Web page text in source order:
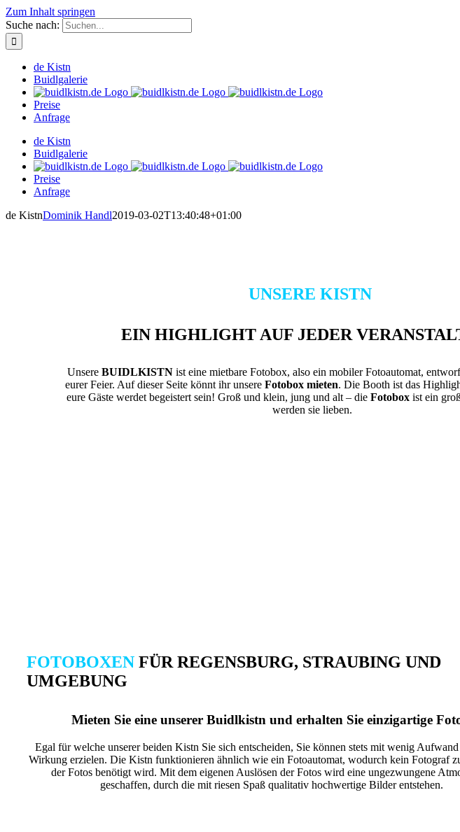
Zum Inhalt springen
Suche nach:
de Kistn
Buidlgalerie
Preise
Anfrage
de Kistn
Buidlgalerie
Preise
Anfrage
de KistnDominik Handl2019-03-02T13:40:48+01:00
UNSERE KISTN
EIN HIGHLIGHT AUF JEDER
UnsereBUIDLKISTNist eine mietbare Fotobox, also ein mobiler Fotoautomat,
eurer Feier. Auf dieser Seite könnt ihr unsere Fotobox mieten. Die Booth ist das
eure Gäste werdet begeistert sein! Groß und klein, jung und alt – dieFotobox ist ein
werden sie lieben.
FOTOBOXEN FÜR REGENSBURG, STRAUBING UND
UMGEBUNG
Mieten Sie eine unserer Buidlkistn und erhalten Sie einzigartige
Egal für welche unserer beiden Kistn Sie sich entscheiden, Sie können stets mit wenig
Wirkung erzielen. Die Kistn funktionieren ähnlich wie ein Fotoautomat, wodurch kein Fotograf
der Fotos benötigt wird. Mit dem eigenen Auslösen der Fotos wird eine ungezwungene
geschaffen, durch die mit riesen Spaß qualitativ hochwertige Bilder entstehen.